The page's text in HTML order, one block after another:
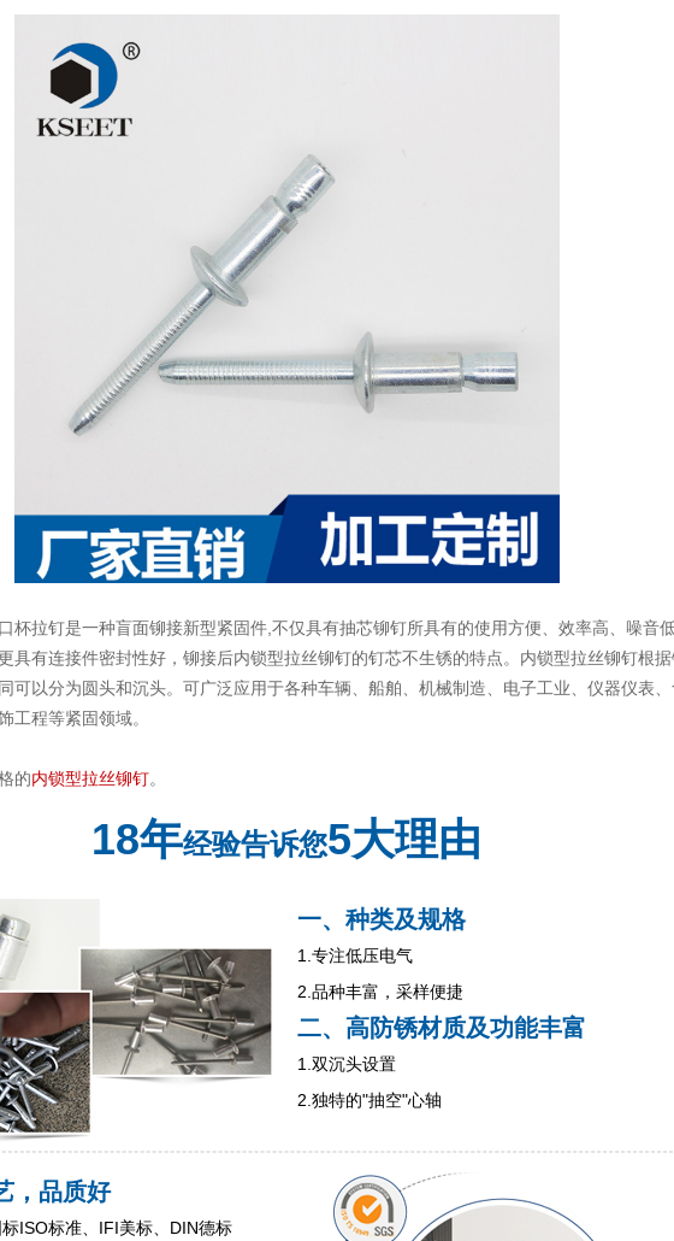
杯拉钉是一种盲面铆接新型紧固件,不仅具有抽芯铆钉所具有的使用方便、效率高、噪音
具有连接件密封性好，铆接后内锁型拉丝铆钉的钉芯不生锈的特点。内锁型拉丝铆钉根
以分为圆头和沉头。可广泛应用于各种车辆、船舶、机械制造、电子工业、仪器仪表
工程等紧固领域。
的内锁型拉丝铆钉。
18年经验告诉您5大理由
一、种类及规格
1.专注低压电气
2.品种丰富，采样便捷
二、高防锈材质及功能丰富
1.双沉头设置
2.独特的"抽空"心轴
，品质好
ISO标准、IFI美标、DIN德标